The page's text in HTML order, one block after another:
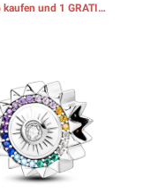
kaufen und 1 GRATIS-